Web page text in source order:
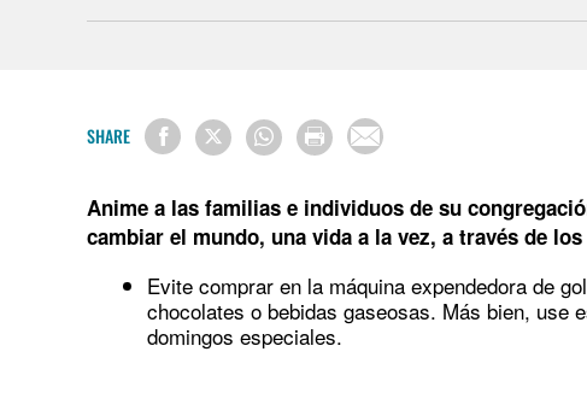
SHARE
Anime a las familias e individuos de su
cambiar el mundo, una vida a la vez, a través de
Evite comprar en la máquina expendedora de
chocolates o bebidas gaseosas. Más bien, use
domingos especiales.